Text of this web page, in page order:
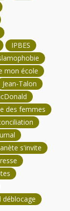
IPBES
mon école
Jean-Talon
des femmes
s'invite
déblocage